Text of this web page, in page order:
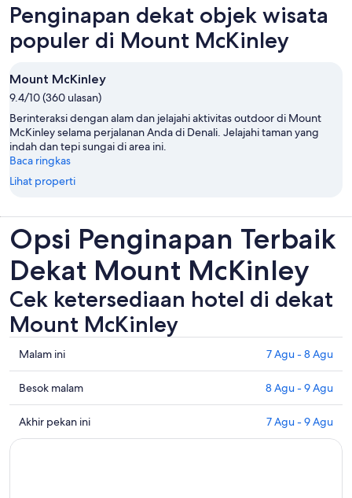
Penginapan dekat objek wisata
populer di Mount McKinley
Mount McKinley
9.4/10 (360 ulasan)
Berinteraksi dengan alam dan jelajahi aktivitas outdoor di Mount
McKinley selama perjalanan Anda di Denali. Jelajahi taman yang
indah dan tepi sungai di area ini.
Baca ringkas
Lihat properti
Opsi Penginapan Terbaik
Dekat Mount McKinley
Cek ketersediaan hotel di dekat
Mount McKinley
Periksa
semua
harga
di
dekat
Mount
Malam ini 7 Agu - 8 Agu
Periksa
harga
dekat
dengan
Besok malam 8 Agu - 9 Agu
Periksa
semua
Akhir pekan ini 7 Agu - 9 Agu